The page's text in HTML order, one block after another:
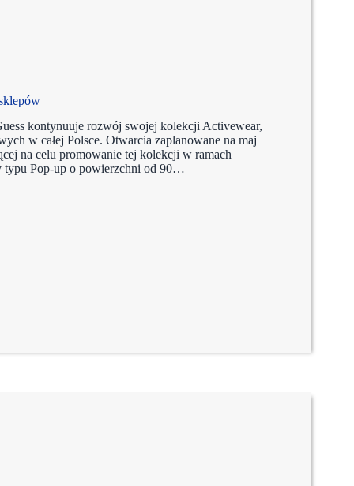
kontynuuje rozwój swojej kolekcji Activewear,
w całej Polsce. Otwarcia zaplanowane na maj
na celu promowanie tej kolekcji w ramach
typu Pop-up o powierzchni od 90…